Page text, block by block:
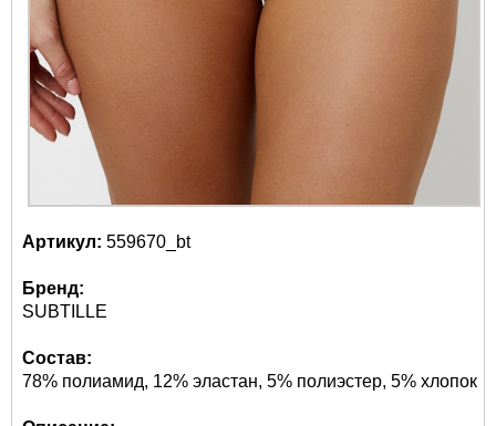
Артикул: 559670_bt
Бренд:
SUBTILLE
Состав:
78% полиамид, 12% эластан, 5% полиэстер, 5% хлопок